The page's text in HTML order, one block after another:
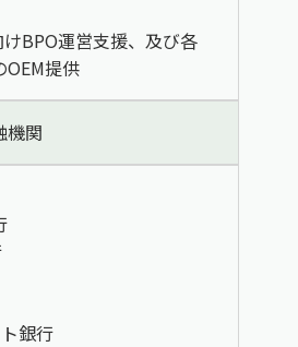
BPO運営支援、及び各
OEM提供
機関
銀行